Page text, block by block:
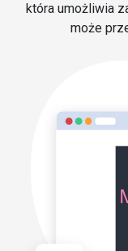
która umożliwia
może